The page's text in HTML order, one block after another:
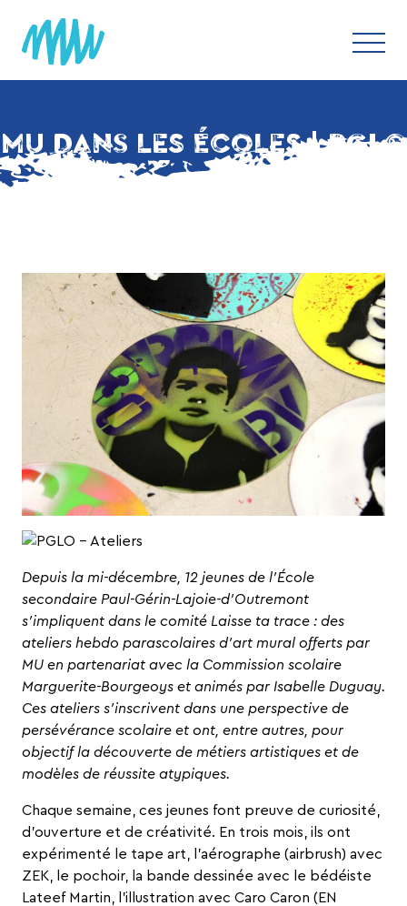
MU DANS LES ÉCOLES | PGLO
Depuis la mi-décembre, 12 jeunes de l’École
secondaire Paul-Gérin-Lajoie-d’Outremont
s’impliquent dans le comité Laisse ta trace : des
ateliers hebdo parascolaires d’art mural offerts par
MU en partenariat avec la Commission scolaire
Marguerite-Bourgeoys et animés par Isabelle Duguay.
Ces ateliers s’inscrivent dans une perspective de
persévérance scolaire et ont, entre autres, pour
objectif la découverte de métiers artistiques et de
modèles de réussite atypiques.
Chaque semaine, ces jeunes font preuve de curiosité,
d’ouverture et de créativité. En trois mois, ils ont
expérimenté le tape art, l’aérographe (airbrush) avec
ZEK, le pochoir, la bande dessinée avec le bédéiste
Lateef Martin, l’illustration avec Caro Caron (EN